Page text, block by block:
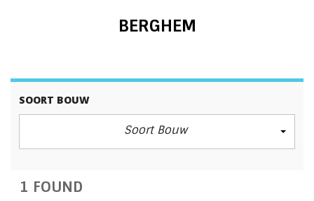
BERGHEM
SOORT BOUW
Soort Bouw
1 FOUND